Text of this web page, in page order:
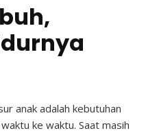
anak adalah kebutuhan
ke waktu. Saat masih